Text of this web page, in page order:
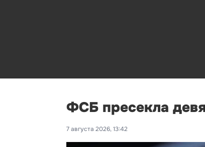
ФСБ пресекла
7 августа 2026, 13:42